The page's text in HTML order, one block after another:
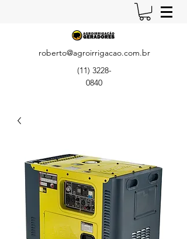
roberto@agroirrigacao.com.br
(11) 3228-
0840